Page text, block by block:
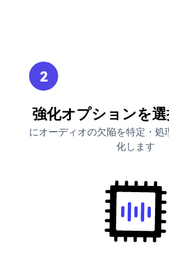
2
強化オプションを
にオーディオの欠陥を特定・処
化します